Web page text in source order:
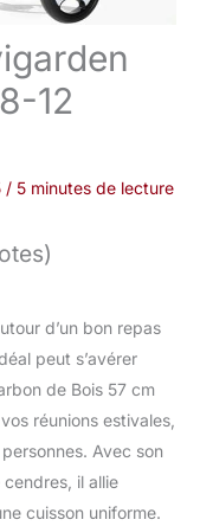
12
/ 5 minutes de lecture
d’un bon repas
peut s’avérer
de Bois 57 cm
réunions estivales,
Avec son
il allie
cuisson uniforme.